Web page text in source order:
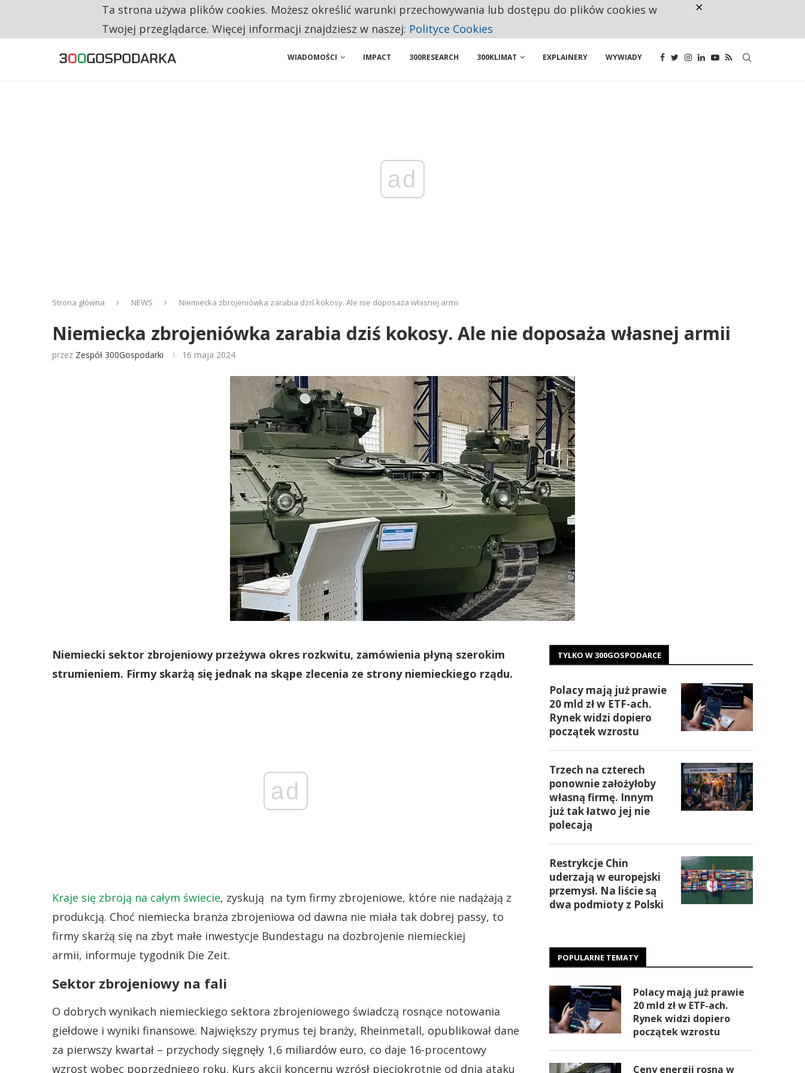
RESTRYKCJE CHIN UDERZAJĄ W EUROPEJSKI PRZEMYSŁ. NA LIŚCIE SĄ DWA PODMIOTY Z POLSKI
WIADOMOŚCI IMPACT 300RESEARCH 300KLIMAT EXPLAINERY WYWIADY
ad
Strona główna NEWS Niemiecka zbrojeniówka zarabia dziś kokosy. Ale nie doposaża własnej armii
Niemiecka zbrojeniówka zarabia dziś kokosy. Ale nie doposaża własnej armii
przez Zespół 300Gospodarki 16 maja 2024
Niemiecki sektor zbrojeniowy przeżywa okres rozkwitu, zamówienia płyną szerokim
strumieniem. Firmy skarżą się jednak na skąpe zlecenia ze strony niemieckiego rządu.
ad
Kraje się zbroją na całym świecie, zyskują na tym firmy zbrojeniowe, które nie nadążają z
produkcją. Choć niemiecka branża zbrojeniowa od dawna nie miała tak dobrej passy, to
firmy skarżą się na zbyt małe inwestycje Bundestagu na dozbrojenie niemieckiej
armii, informuje tygodnik Die Zeit.
Sektor zbrojeniowy na fali
O dobrych wynikach niemieckiego sektora zbrojeniowego świadczą rosnące notowania
giełdowe i wyniki finansowe. Największy prymus tej branży, Rheinmetall, opublikował dane
za pierwszy kwartał – przychody sięgnęły 1,6 miliardów euro, co daje 16-procentowy
wzrost wobec poprzedniego roku. Kurs akcji koncernu wzrósł pięciokrotnie od dnia ataku
TYLKO W 300GOSPODARCE
Polacy mają już prawie
20 mld zł w ETF-ach.
Rynek widzi dopiero
początek wzrostu
Trzech na czterech
ponownie założyłoby
własną firmę. Innym
już tak łatwo jej nie
polecają
Restrykcje Chin
uderzają w europejski
przemysł. Na liście są
dwa podmioty z Polski
POPULARNE TEMATY
Polacy mają już prawie
20 mld zł w ETF-ach.
Rynek widzi dopiero
początek wzrostu
Ceny energii rosną w
Ta strona używa plików cookies. Możesz określić warunki przechowywania lub dostępu do plików cookies w
Twojej przeglądarce. Więcej informacji znajdziesz w naszej: Polityce Cookies
×